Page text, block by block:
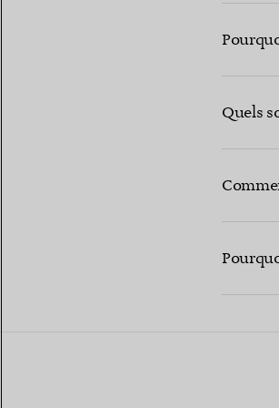
Quels